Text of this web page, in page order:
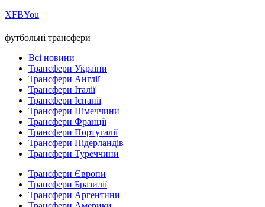
ХFBYou
футбольні трансфери
Всі новини
Трансфери України
Трансфери Англії
Трансфери Італії
Трансфери Іспанії
Трансфери Німеччини
Трансфери Франції
Трансфери Португалії
Трансфери Нідерландів
Трансфери Туреччини
Трансфери Європи
Трансфери Бразилії
Трансфери Аргентини